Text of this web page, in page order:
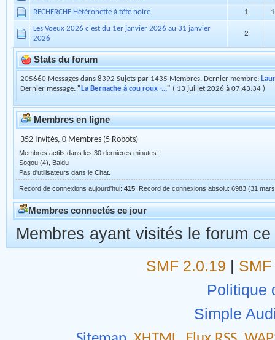
Présentation des Pious 7
nonette male 2
Hannut 2026 - Bourse aux oiseaux 5
RECHERCHE Hétéronette à tête noire
Les Voeux 2026 c'est du 1er janvier 2026 au 31 janvier
2026
2
Stats du forum
205660 Messages dans 8392 Sujets par 1435 Membres. Dernier membre:
Dernier message:"La Bernache à cou roux -...
Membres en ligne
352 Invités, 0 Membres (5 Robots)
Membres actifs dans les 30 dernières minutes:
Sogou (4), Baidu
Pas d'utilisateurs dans le Chat.
Record de connexions aujourd'hui:415 . Record de connexions absolu: 6983 (31
Membres ayant visités le forum
SMF 2.0.19|